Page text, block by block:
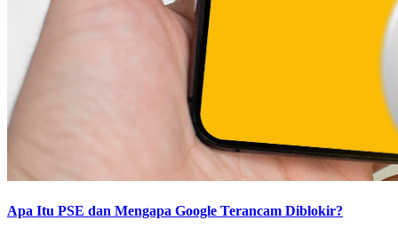
Apa Itu PSE dan Mengapa Google Terancam Diblokir?